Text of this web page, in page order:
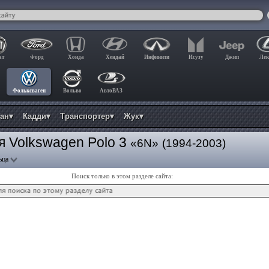
Форд Хонда Хендай Инфинити Исузу Джип
Фольксваген Вольво АвтоВАЗ
Кадди▾ Транспортер▾ Жук▾
Volkswagen Polo 3«6N» (1994-2003)
Поиск только в этом разделе сайта: